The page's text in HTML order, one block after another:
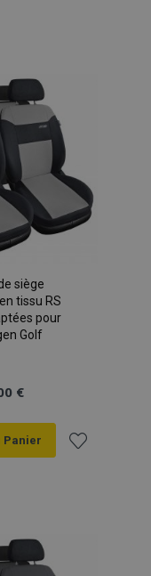
siège
tissu RS
pour
Golf
€
Panier